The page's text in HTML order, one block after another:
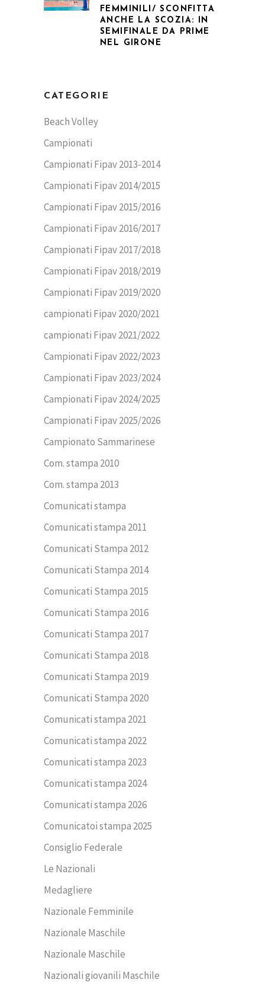
FEMMINILI/ SCONFITTA
ANCHE LA SCOZIA: IN
SEMIFINALE DA PRIME
NEL GIRONE
CATEGORIE
Beach Volley
Campionati
Campionati Fipav 2013-2014
Campionati Fipav 2014/2015
Campionati Fipav 2015/2016
Campionati Fipav 2016/2017
Campionati Fipav 2017/2018
Campionati Fipav 2018/2019
Campionati Fipav 2019/2020
campionati Fipav 2020/2021
campionati Fipav 2021/2022
Campionati Fipav 2022/2023
Campionati Fipav 2023/2024
Campionati Fipav 2024/2025
Campionati Fipav 2025/2026
Campionato Sammarinese
Com. stampa 2010
Com. stampa 2013
Comunicati stampa
Comunicati stampa 2011
Comunicati Stampa 2012
Comunicati Stampa 2014
Comunicati Stampa 2015
Comunicati Stampa 2016
Comunicati Stampa 2017
Comunicati Stampa 2018
Comunicati Stampa 2019
Comunicati Stampa 2020
Comunicati stampa 2021
Comunicati stampa 2022
Comunicati stampa 2023
Comunicati stampa 2024
Comunicati stampa 2026
Comunicatoi stampa 2025
Consiglio Federale
Le Nazionali
Medagliere
Nazionale Femminile
Nazionale Maschile
Nazionale Maschile
Nazionali giovanili Maschile